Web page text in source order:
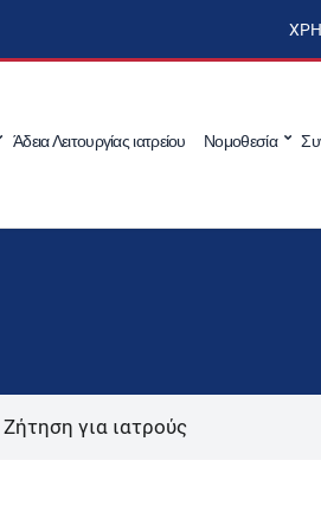
Άδεια Λειτουργίας ιατρείου Νομοθεσία
Ζήτηση για ιατρούς